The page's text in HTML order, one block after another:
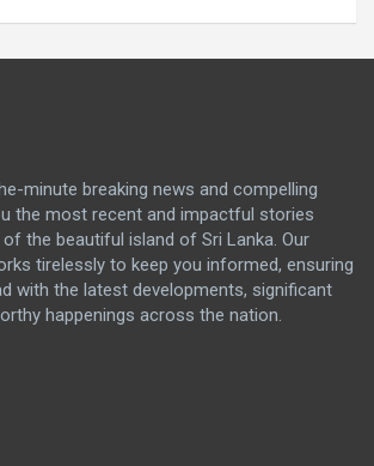
minute breaking news and compelling
the most recent and impactful stories
the beautiful island of Sri Lanka. Our
tirelessly to keep you informed, ensuring
with the latest developments, significant
happenings across the nation.